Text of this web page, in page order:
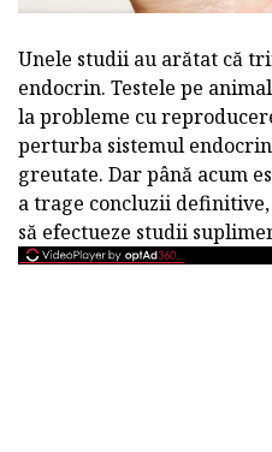
Unele studii au arătat că
endocrin. Testele pe
la probleme cu
perturba sistemul
greutate. Dar până acum
a trage concluzii
să efectueze studii